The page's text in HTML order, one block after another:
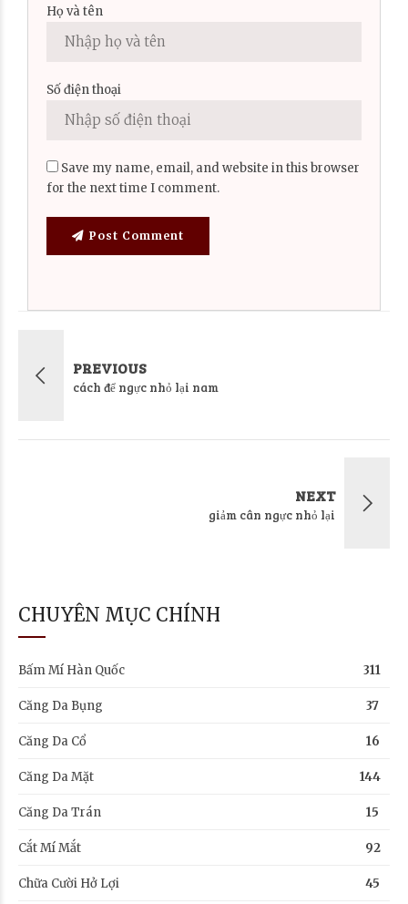
Họ và tên
Số điện thoại
Save my name, email, and website in this browser
for the next time I comment.
Post Comment
PREVIOUS
cách để ngực nhỏ lại nam
NEXT
giảm cân ngực nhỏ lại
CHUYÊN MỤC CHÍNH
Bấm Mí Hàn Quốc 311
Căng Da Bụng 37
Căng Da Cổ 16
Căng Da Mặt 144
Căng Da Trán 15
Cắt Mí Mắt 92
Chữa Cười Hở Lợi 45